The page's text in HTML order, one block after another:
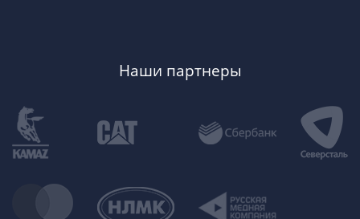
Наши партнеры